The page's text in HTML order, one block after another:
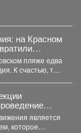
на Красном
пляже едва
К счастью, там
является
которое